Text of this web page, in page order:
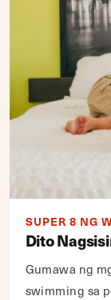
SUPER 8 NG
Dito
Gumawa ng
swimming sa